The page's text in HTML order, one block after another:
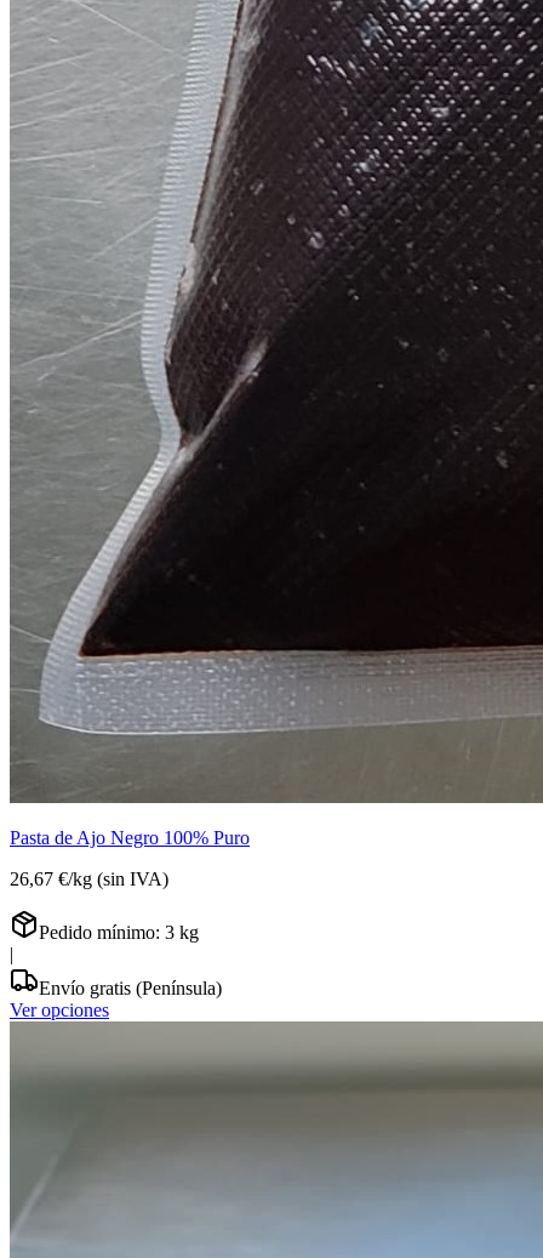
Pasta de Ajo Negro 100% Puro
26,67 €/kg (sin IVA)
Pedido mínimo: 3 kg
|
Envío gratis (Península)
Ver opciones